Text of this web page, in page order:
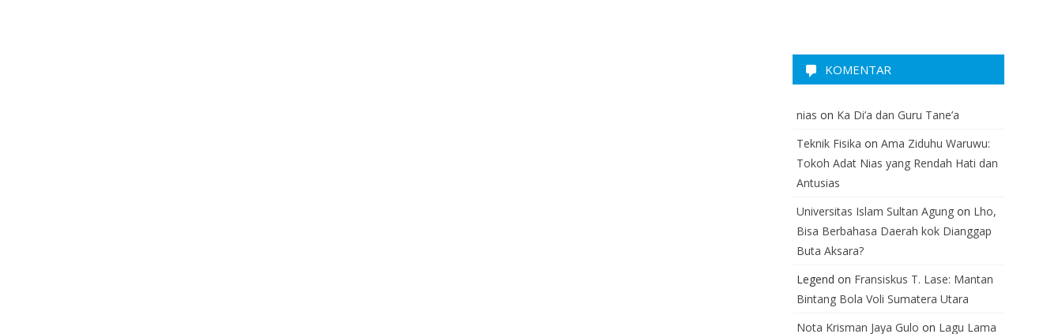
KOMENTAR
nias on Ka Di’a dan Guru Tane’a
Teknik Fisika on Ama Ziduhu Waruwu:
Tokoh Adat Nias yang Rendah Hati dan
Antusias
Universitas Islam Sultan Agung on Lho,
Bisa Berbahasa Daerah kok Dianggap
Buta Aksara?
Legend on Fransiskus T. Lase: Mantan
Bintang Bola Voli Sumatera Utara
Nota Krisman Jaya Gulo on Lagu Lama